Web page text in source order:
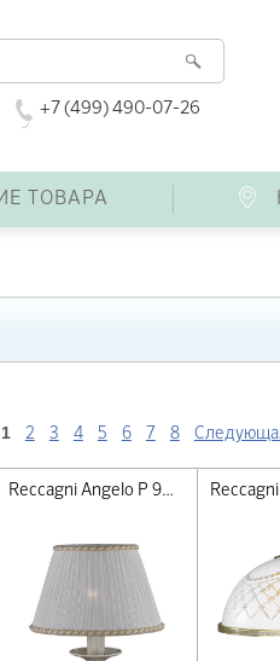
+7 (499) 490-07-26
ТОВАРА
1 2 3 4 5 6 7 8
Reccagni Angelo P 9690 P